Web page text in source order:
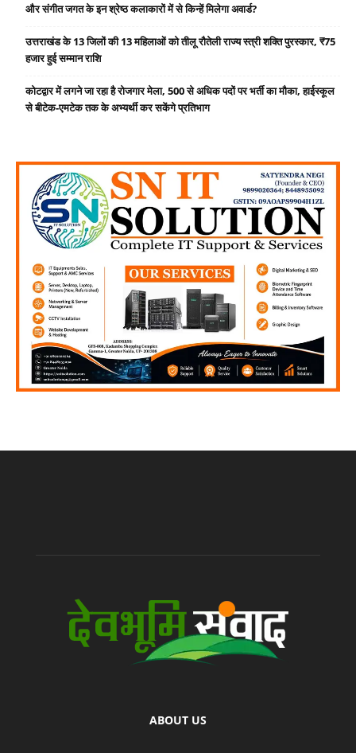
और संगीत जगत के इन श्रेष्ठ कलाकारों में से किन्हें मिलेगा अवार्ड?
उत्तराखंड के 13 जिलों की 13 महिलाओं को तीलू रौतेली राज्य स्त्री शक्ति पुरस्कार, ₹75
हजार हुई सम्मान राशि
कोटद्वार में लगने जा रहा है रोजगार मेला, 500 से अधिक पदों पर भर्ती का मौका, हाईस्कूल
से बीटेक-एमटेक तक के अभ्यर्थी कर सकेंगे प्रतिभाग
ABOUT US